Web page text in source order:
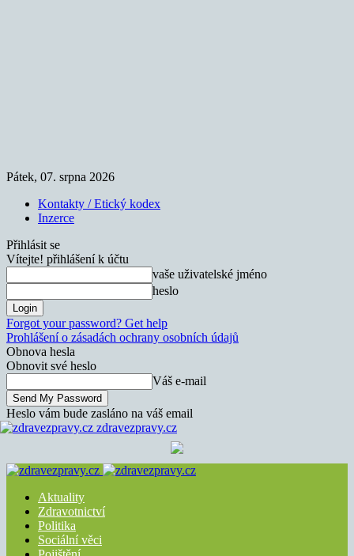
Pátek, 07. srpna 2026
Kontakty / Etický kodex
Inzerce
Přihlásit se
Vítejte! přihlášení k účtu
vaše uživatelské jméno
heslo
Forgot your password? Get help
Prohlášení o zásadách ochrany osobních údajů
Obnova hesla
Obnovit své heslo
Váš e-mail
Heslo vám bude zasláno na váš email
zdravezpravy.cz
Aktuality
Zdravotnictví
Politika
Sociální věci